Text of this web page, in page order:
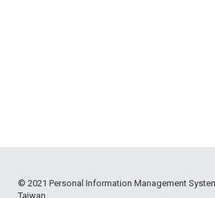
© 2021 Personal Information Management
Taiwan